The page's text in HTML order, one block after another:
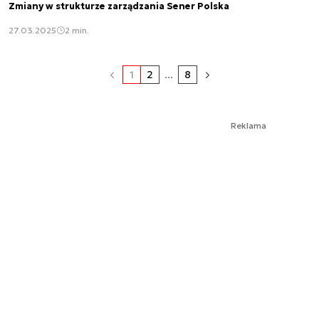
Zmiany w strukturze zarządzania Sener Polska
27.03.2025 2 min.
1 2 ... 8
Reklama